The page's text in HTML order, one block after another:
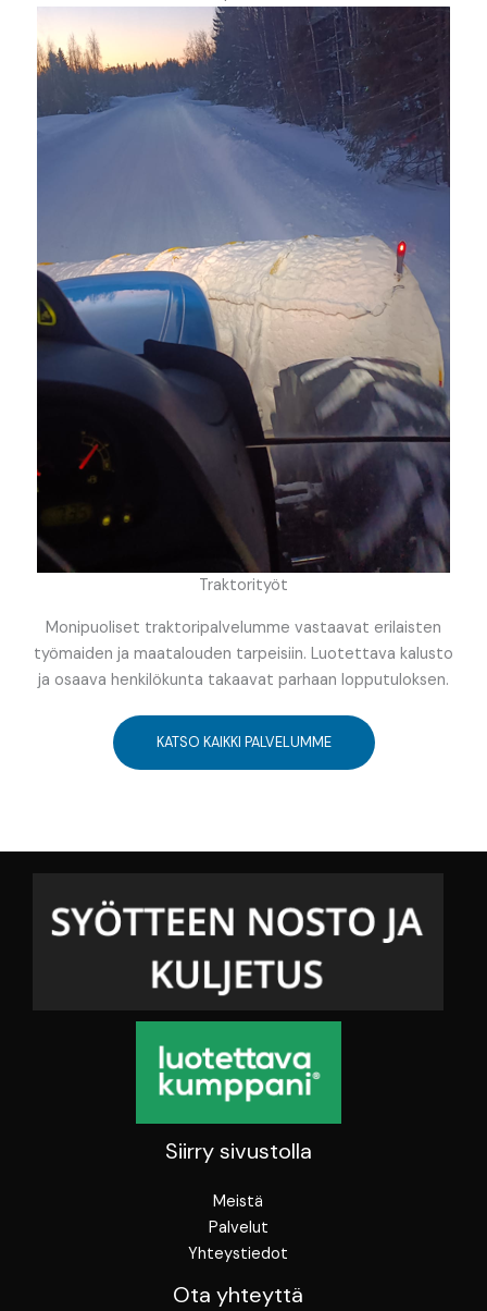
Traktorityöt
Monipuoliset traktoripalvelumme vastaavat erilaisten
työmaiden ja maatalouden tarpeisiin. Luotettava kalusto
ja osaava henkilökunta takaavat parhaan lopputuloksen.
KATSO KAIKKI PALVELUMME
Siirry sivustolla
Meistä
Palvelut
Yhteystiedot
Ota yhteyttä